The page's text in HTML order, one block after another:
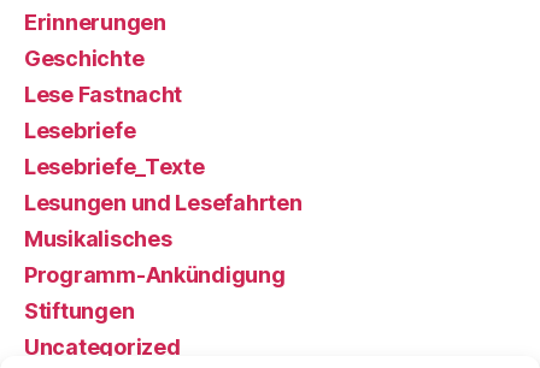
Erinnerungen
Geschichte
Lese Fastnacht
Lesebriefe
Lesebriefe_Texte
Lesungen und Lesefahrten
Musikalisches
Programm-Ankündigung
Stiftungen
Uncategorized